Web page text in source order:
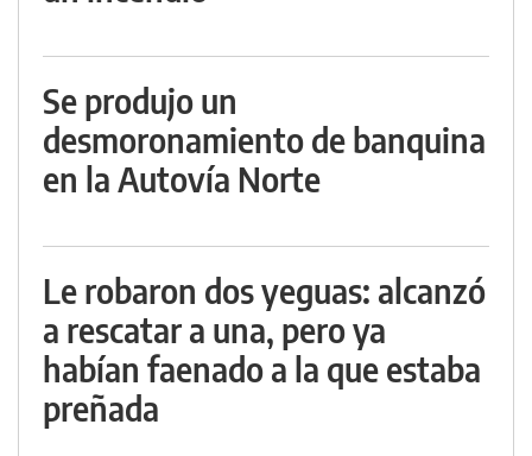
Se produjo un
desmoronamiento de banquina
en la Autovía Norte
Le robaron dos yeguas: alcanzó
a rescatar a una, pero ya
habían faenado a la que estaba
preñada